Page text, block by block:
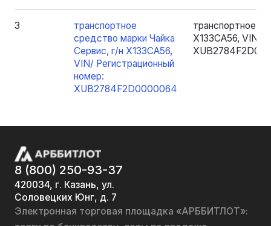
3
транспортное
средство марки Чайка
Сервис, г/н Х133СА56,
VIN/ Регистрационный
номер:
XUB2784F2D0000064
транспортное
Х133СА56, VIN/
8 (800) 250-93-37
420034, г. Казань, ул.
Соловецких Юнг, д. 7
Электронная торговая площадка «АРББИТЛОТ»: